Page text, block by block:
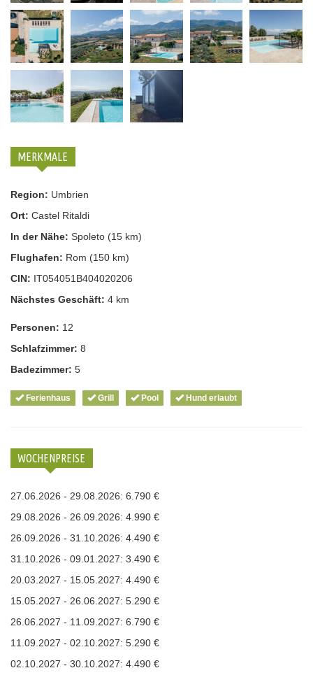
MERKMALE
Region: Umbrien
Ort: Castel Ritaldi
In der Nähe: Spoleto (15 km)
Flughafen: Rom (150 km)
CIN: IT054051B404020206
Nächstes Geschäft: 4 km
Personen: 12
Schlafzimmer: 8
Badezimmer: 5
Ferienhaus Grill Pool Hund erlaubt
WOCHENPREISE
27.06.2026 - 29.08.2026: 6.790 €
29.08.2026 - 26.09.2026: 4.990 €
26.09.2026 - 31.10.2026: 4.490 €
31.10.2026 - 09.01.2027: 3.490 €
20.03.2027 - 15.05.2027: 4.490 €
15.05.2027 - 26.06.2027: 5.290 €
26.06.2027 - 11.09.2027: 6.790 €
11.09.2027 - 02.10.2027: 5.290 €
02.10.2027 - 30.10.2027: 4.490 €